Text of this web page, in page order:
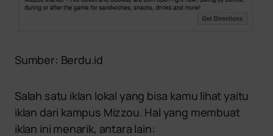
Sumber: Berdu.id
Salah satu iklan lokal yang bisa kamu lihat yaitu
iklan dari kampus Mizzou. Hal yang membuat
iklan ini menarik, antara lain: